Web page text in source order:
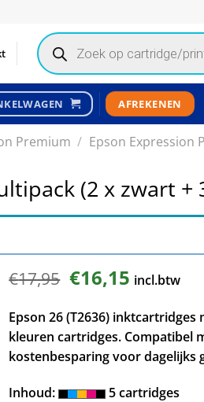
Products
search
AFREKENEN
Premium / Epson Expression
(2 x zwart
€17,95 Oorspronkelijke
prijs
was:
€17,95.
€16,15Huidige
prijs
is:
€16,15.
incl.btw
Epson 26 (T2636)
kleuren cartridges. Compatibel
kostenbesparing voor
Inhoud:
5 cartridges